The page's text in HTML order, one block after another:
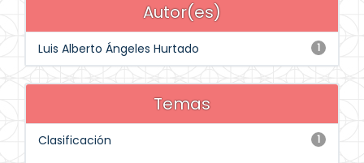
Autor(es)
1
Luis Alberto Ángeles Hurtado
Temas
1
Clasificación